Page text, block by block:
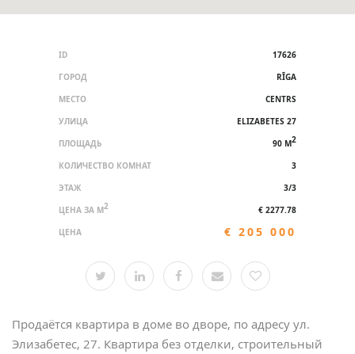
ID
17626
ГОРОД
RĪGA
МЕСТО
CENTRS
УЛИЦА
ELIZABETES 27
ПЛОЩАДЬ
90 M2
КОЛИЧЕСТВО КОМНАТ
3
ЭТАЖ
3/3
ЦЕНА ЗА M2
€ 2277.78
ЦЕНА
€ 205 000
Продаётся квартира в доме во дворе, по адресу ул.
Элизабетес, 27. Квартира без отделки, строительный